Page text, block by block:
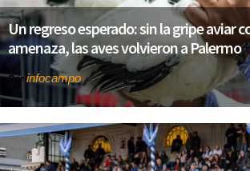
Un regreso esperado: sin la gripe aviar
amenaza, las aves volvieron a Palermo
Por infocampo